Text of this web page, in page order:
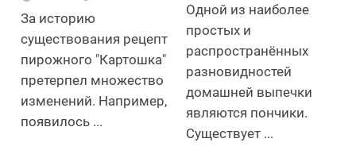
За историю
существования рецепт
пирожного "Картошка"
претерпел множество
изменений. Например,
появилось ...
Одной из наиболее
простых и
распространённых
разновидностей
домашней выпечки
являются пончики.
Существует ...